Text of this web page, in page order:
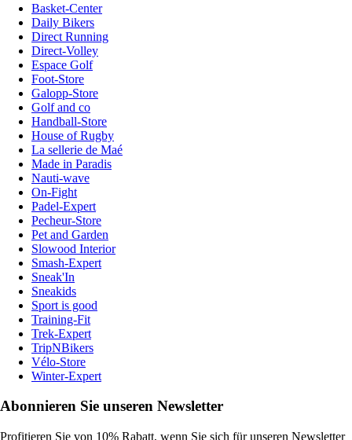
Basket-Center
Daily Bikers
Direct Running
Direct-Volley
Espace Golf
Foot-Store
Galopp-Store
Golf and co
Handball-Store
House of Rugby
La sellerie de Maé
Made in Paradis
Nauti-wave
On-Fight
Padel-Expert
Pecheur-Store
Pet and Garden
Slowood Interior
Smash-Expert
Sneak'In
Sneakids
Sport is good
Training-Fit
Trek-Expert
TripNBikers
Vélo-Store
Winter-Expert
Abonnieren Sie unseren Newsletter
Profitieren Sie von 10% Rabatt, wenn Sie sich für unseren Newsletter